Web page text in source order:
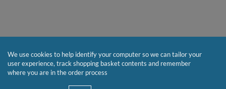
We use cookies to help identify your computer so we can tailor your
user experience, track shopping basket contents and remember
where you are in the order process